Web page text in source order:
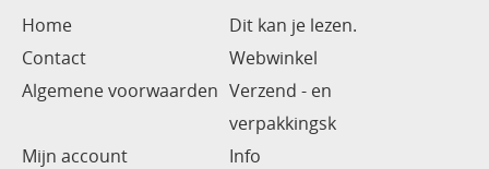
Home
Dit kan je lezen.
Contact
Webwinkel
Algemene voorwaarden Verzend - en
verpakkingsk
Mijn account
Info